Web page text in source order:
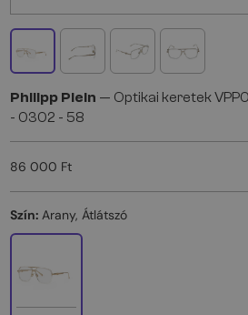
Philipp Plein — Optikai keretek
- 0302 - 58
86 000 Ft
Szín: Arany, Átlátszó